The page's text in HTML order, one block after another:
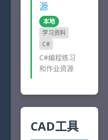
源
本地
学习资料
C#
C#编程练习
和作业资源
CAD工具